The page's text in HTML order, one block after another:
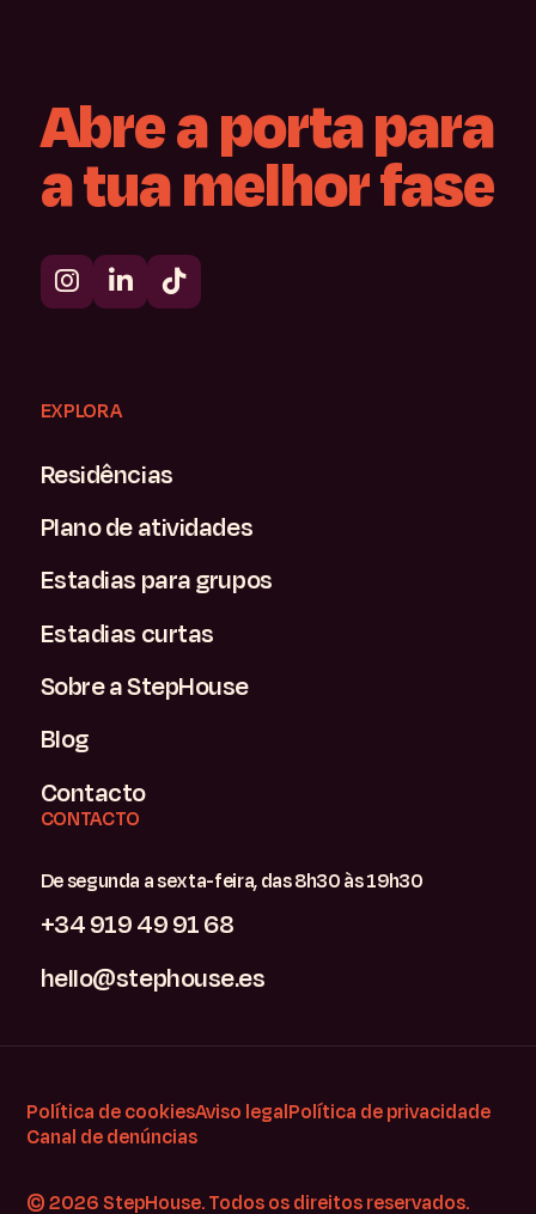
Abreaportapara
atuamelhorfase
EXPLORA
Residências
Plano de atividades
Estadias para grupos
Estadias curtas
Sobre a StepHouse
Blog
Contacto
CONTACTO
De segunda a sexta-feira, das 8h30 às 19h30
+34 919 49 91 68
hello@stephouse.es
Política de cookiesAviso legalPolítica de privacidade
Canal de denúncias
© 2026 StepHouse. Todos os direitos reservados.